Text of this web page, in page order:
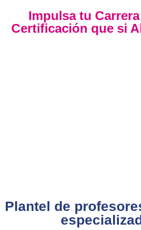
Impulsa tu
Certificación que si
Plantel de